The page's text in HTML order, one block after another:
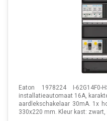
Eaton 1978224 I-
installatieautomaat 16A,
aardlekschakelaar 30mA. 1x
330x220 mm. Kleur kast: zwart,